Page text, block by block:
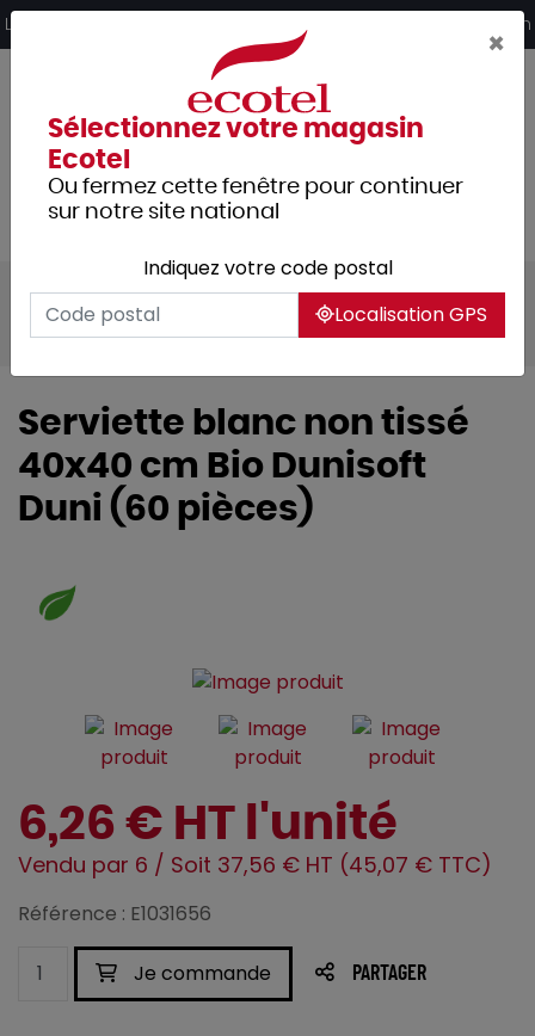
Livraison offerte dès 249€ HT d’achat et retrait 2h en magasin
Tous les produits
Usage unique
Nappage
Serviette blanc non tissé
40x40 cm Bio Dunisoft
Duni (60 pièces)
6,26 € HT l'unité
Vendu par 6 / Soit 37,56 € HT (45,07 € TTC)
Référence : E1031656
Je commande PARTAGER
×
Sélectionnez votre magasin
Ecotel
Ou fermez cette fenêtre pour continuer
sur notre site national
Indiquez votre code postal
Localisation GPS
Panneau de gestion des cookies